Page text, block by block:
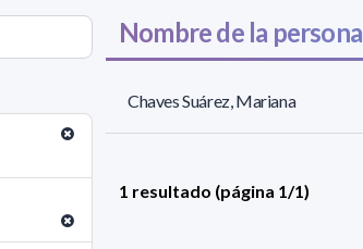
Nombre de la persona
Chaves Suárez, Mariana
1 resultado (página 1/1)